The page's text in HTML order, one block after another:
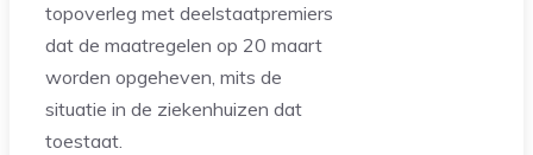
topoverleg met deelstaatpremiers
dat de maatregelen op 20 maart
worden opgeheven, mits de
situatie in de ziekenhuizen dat
toestaat.